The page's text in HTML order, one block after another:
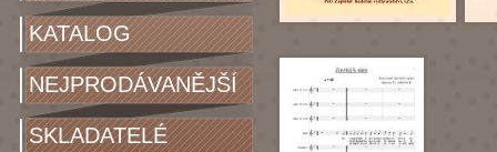
KATALOG
NEJPRODÁVANĚJŠÍ
SKLADATELÉ